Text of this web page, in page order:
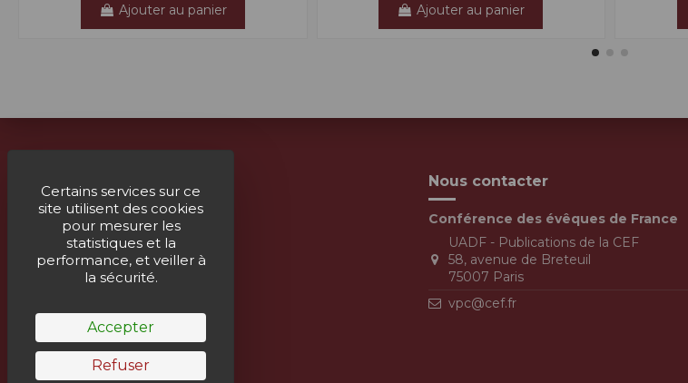
Certains services sur ce
site utilisent des cookies
pour mesurer les
statistiques et la
performance, et veiller à
la sécurité.
Accepter
Refuser
Ajouter au panier Ajouter au panier
Livraison
Mentions légales
Paiement sécurisé
Un service humain
Nous contacter
Conférence des évêques de France
UADF - Publications de la CEF
58, avenue de Breteuil
75007 Paris
vpc@cef.fr